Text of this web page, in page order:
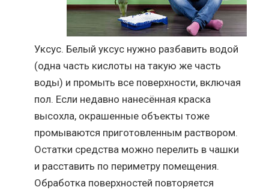
Уксус. Белый уксус нужно разбавить водой
(одна часть кислоты на такую же часть
воды) и промыть все поверхности, включая
пол. Если недавно нанесённая краска
высохла, окрашенные объекты тоже
промываются приготовленным раствором.
Остатки средства можно перелить в чашки
и расставить по периметру помещения.
Обработка поверхностей повторяется